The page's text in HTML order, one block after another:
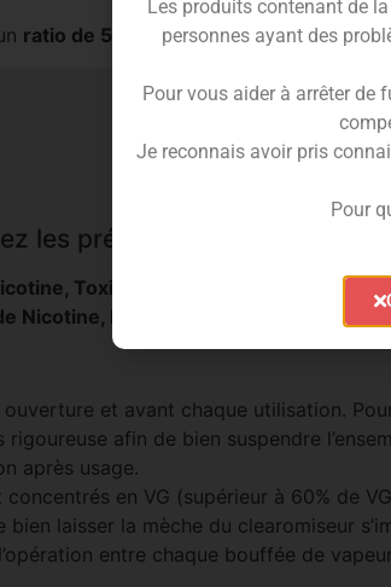
ratio de 50PG/50VG,c’est le
les précautions d’utilisations
Toxique en cas d’ingestion
Nicotine, Nocif en cas d’ingestion
et avant chaque utilisation.
afin de bien suspendre
après usage.
en VG (supérieur à 60% de
bien laisser la mèche du clearomiseur
entre chaque bouffée de
Les produits contenant de
personnes ayant des
Pour vous aider à arrêter de
Je reconnais avoir pris
Pour